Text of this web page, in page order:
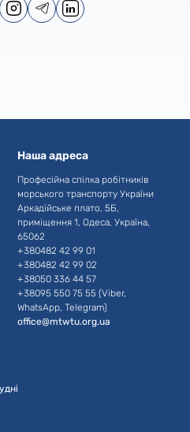
Наша адреса
Професійна спілка робітників
морського транспорту України
Аркадійське плато, 5Б,
приміщення 1, Одеса, Україна,
65062
+380482 42 99 01
+380482 42 99 02
+38050 336 44 57
+38095 550 75 55 (Viber,
WhatsApp, Telegram)
office@mtwtu.org.ua